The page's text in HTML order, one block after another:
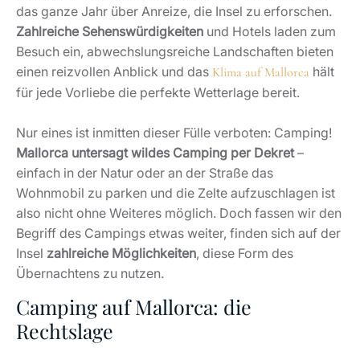
das ganze Jahr über Anreize, die Insel zu erforschen.
Zahlreiche Sehenswürdigkeiten und Hotels laden zum
Besuch ein, abwechslungsreiche Landschaften bieten
einen reizvollen Anblick und das Klima auf Mallorca hält
für jede Vorliebe die perfekte Wetterlage bereit.
Nur eines ist inmitten dieser Fülle verboten: Camping!
Mallorca untersagt wildes Camping per Dekret–
einfach in der Natur oder an der Straße das
Wohnmobil zu parken und die Zelte aufzuschlagen ist
also nicht ohne Weiteres möglich. Doch fassen wir den
Begriff des Campings etwas weiter, finden sich auf der
Insel zahlreiche Möglichkeiten, diese Form des
Übernachtens zu nutzen.
Camping auf Mallorca: die
Rechtslage